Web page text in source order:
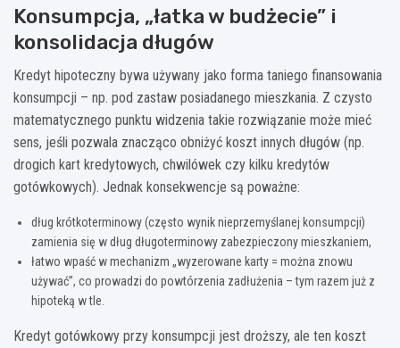
Konsumpcja, „łatka w budżecie” i
konsolidacja długów
Kredyt hipoteczny bywa używany jako forma taniego finansowania
konsumpcji – np. pod zastaw posiadanego mieszkania. Z czysto
matematycznego punktu widzenia takie rozwiązanie może mieć
sens, jeśli pozwala znacząco obniżyć koszt innych długów (np.
drogich kart kredytowych, chwilówek czy kilku kredytów
gotówkowych). Jednak konsekwencje są poważne:
dług krótkoterminowy (często wynik nieprzemyślanej konsumpcji)
zamienia się w dług długoterminowy zabezpieczony mieszkaniem,
łatwo wpaść w mechanizm „wyzerowane karty = można znowu
używać”, co prowadzi do powtórzenia zadłużenia – tym razem już z
hipoteką w tle.
Kredyt gotówkowy przy konsumpcji jest droższy, ale ten koszt